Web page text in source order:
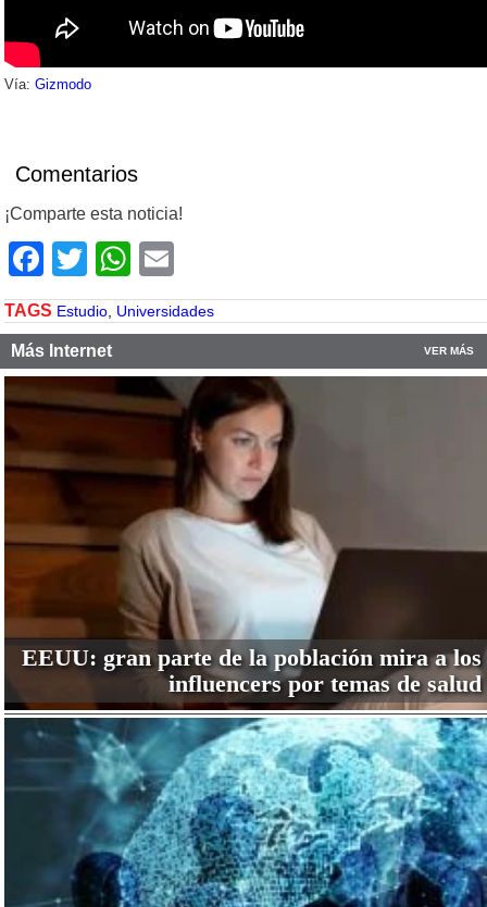
Vía: Gizmodo
Comentarios
¡Comparte esta noticia!
Facebook
TwitterWhatsApp
TAGS Estudio Universidades
Más Internet VER MÁS
EEUU: gran parte de la población mira a los
influencers por temas de salud